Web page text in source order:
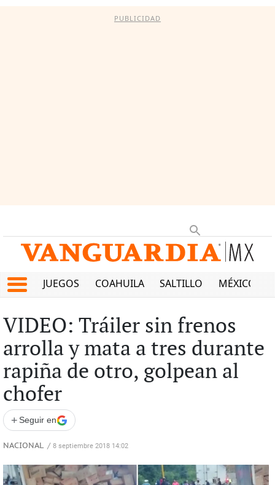
PUBLICIDAD
JUEGOS COAHUILA SALTILLO MÉXICO
VIDEO: Tráiler sin frenos
arrolla y mata a tres durante
rapiña de otro, golpean al
chofer
+ Seguir en
NACIONAL / 8 septiembre 2018 14:02